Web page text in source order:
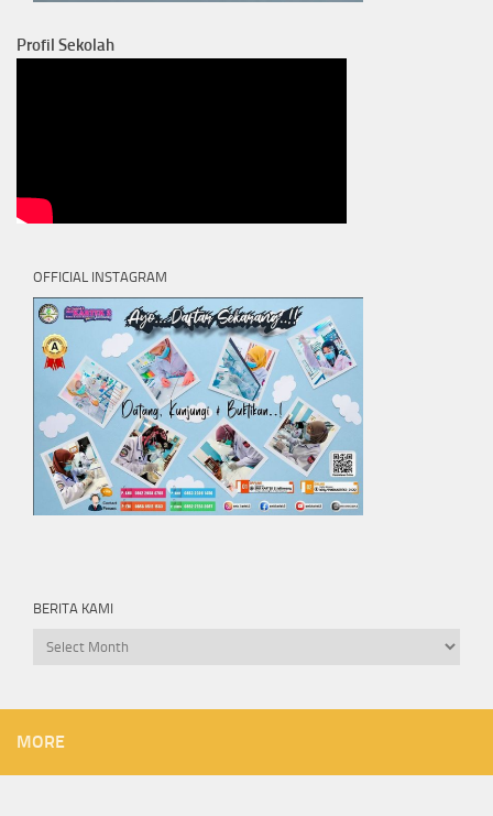
Profil Sekolah
OFFICIAL INSTAGRAM
BERITA KAMI
Berita
MORE